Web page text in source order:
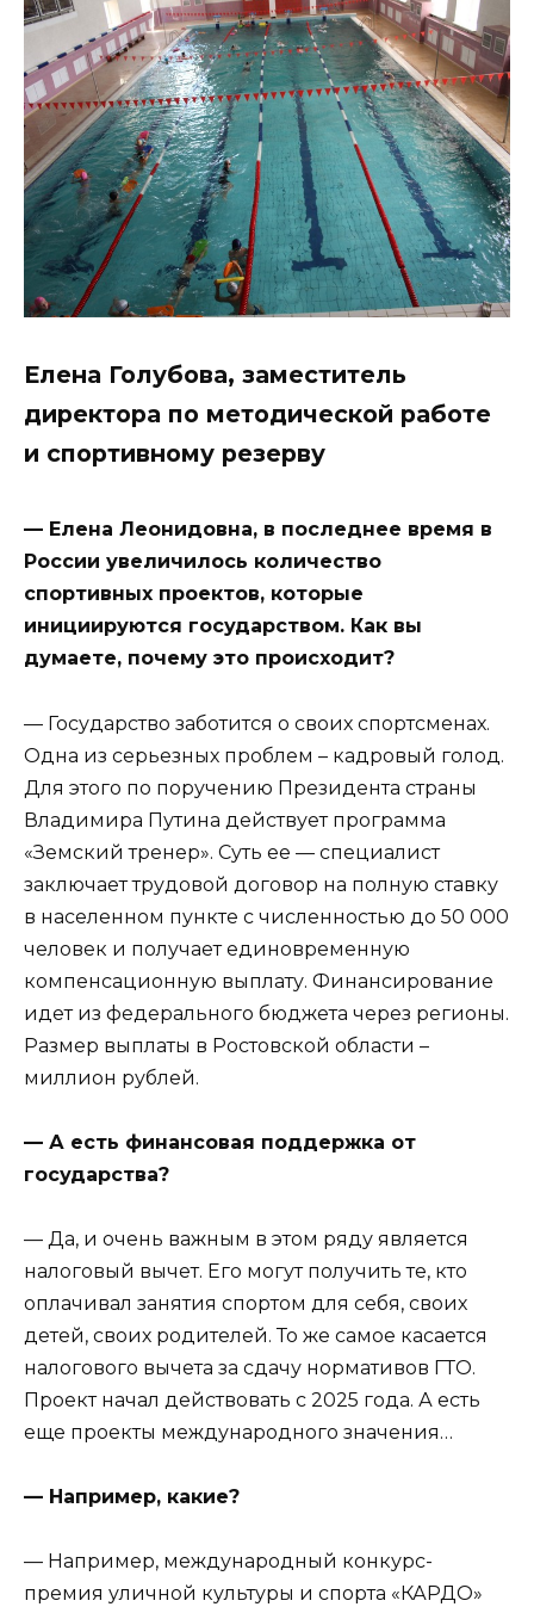
Елена Голубова, заместитель
директора по методической работе
и спортивному резерву
— Елена Леонидовна, в последнее время в
России увеличилось количество
спортивных проектов, которые
инициируются государством. Как вы
думаете, почему это происходит?
— Государство заботится о своих спортсменах.
Одна из серьезных проблем – кадровый голод.
Для этого по поручению Президента страны
Владимира Путина действует программа
«Земский тренер». Суть ее — специалист
заключает трудовой договор на полную ставку
в населенном пункте с численностью до 50 000
человек и получает единовременную
компенсационную выплату. Финансирование
идет из федерального бюджета через регионы.
Размер выплаты в Ростовской области –
миллион рублей.
— А есть финансовая поддержка от
государства?
— Да, и очень важным в этом ряду является
налоговый вычет. Его могут получить те, кто
оплачивал занятия спортом для себя, своих
детей, своих родителей. То же самое касается
налогового вычета за сдачу нормативов ГТО.
Проект начал действовать с 2025 года. А есть
еще проекты международного значения…
— Например, какие?
— Например, международный конкурс-
премия уличной культуры и спорта «КАРДО»